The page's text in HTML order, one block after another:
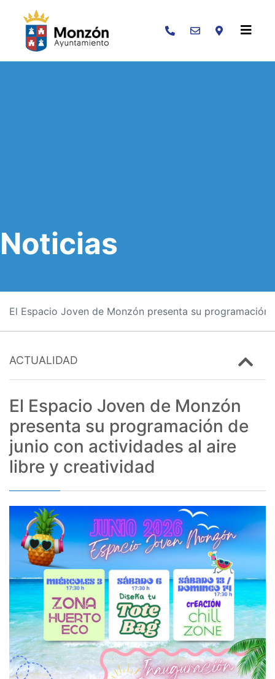
Buscar
Noticias
El Espacio Joven de Monzón presenta su
ACTUALIDAD
El Espacio Joven de Monzón
presenta su programación de
junio con actividades al aire
libre y creatividad